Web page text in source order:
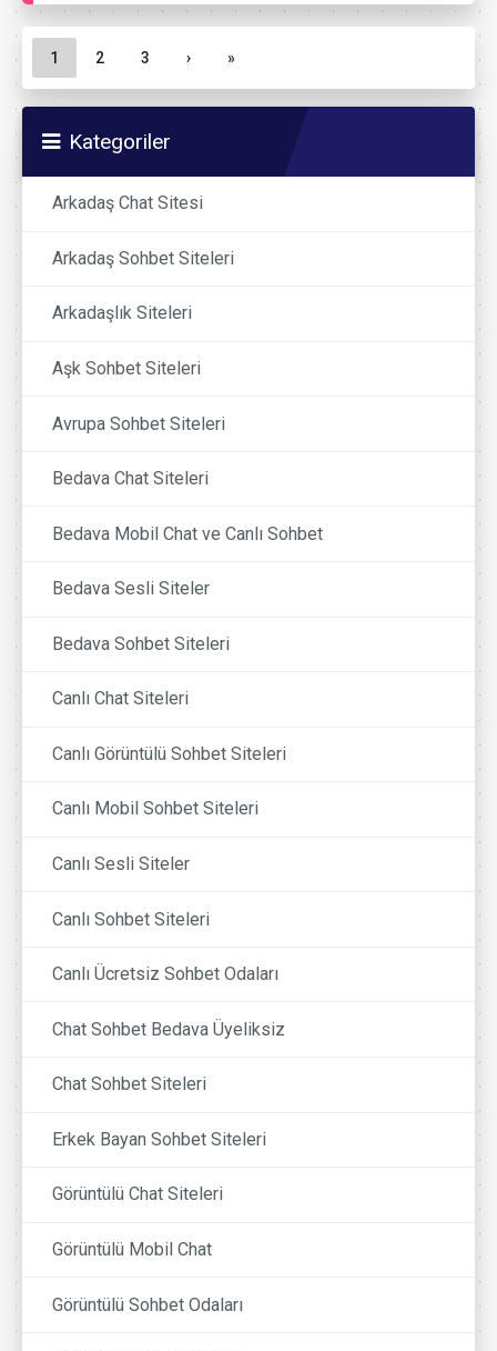
Sayfa gezinme
Geçerli Sayfa
1 Sayfa
2 Sayfa
3 › »
Kategoriler
Arkadaş Chat Sitesi
Arkadaş Sohbet Siteleri
Arkadaşlık Siteleri
Aşk Sohbet Siteleri
Avrupa Sohbet Siteleri
Bedava Chat Siteleri
Bedava Mobil Chat ve Canlı Sohbet
Bedava Sesli Siteler
Bedava Sohbet Siteleri
Canlı Chat Siteleri
Canlı Görüntülü Sohbet Siteleri
Canlı Mobil Sohbet Siteleri
Canlı Sesli Siteler
Canlı Sohbet Siteleri
Canlı Ücretsiz Sohbet Odaları
Chat Sohbet Bedava Üyeliksiz
Chat Sohbet Siteleri
Erkek Bayan Sohbet Siteleri
Görüntülü Chat Siteleri
Görüntülü Mobil Chat
Görüntülü Sohbet Odaları